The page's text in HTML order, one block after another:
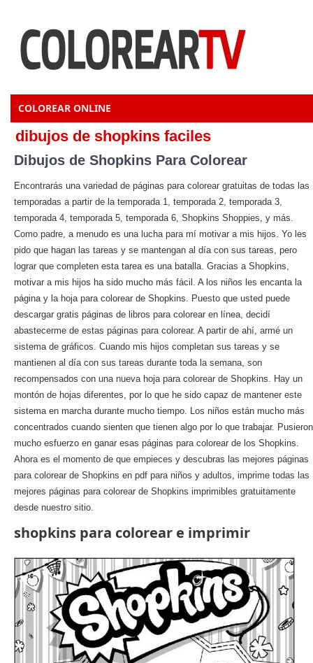
COLOREAR ONLINE
dibujos de shopkins faciles
Dibujos de Shopkins Para Colorear
Encontrarás una variedad de páginas para colorear gratuitas de todas las
temporadas a partir de la temporada 1, temporada 2, temporada 3,
temporada 4, temporada 5, temporada 6, Shopkins Shoppies, y más.
Como padre, a menudo es una lucha para mí motivar a mis hijos. Yo les
pido que hagan las tareas y se mantengan al día con sus tareas, pero
lograr que completen esta tarea es una batalla. Gracias a Shopkins,
motivar a mis hijos ha sido mucho más fácil. A los niños les encanta la
página y la hoja para colorear de Shopkins. Puesto que usted puede
descargar gratis páginas de libros para colorear en línea, decidí
abastecerme de estas páginas para colorear. A partir de ahí, armé un
sistema de gráficos. Cuando mis hijos completan sus tareas y se
mantienen al día con sus tareas durante toda la semana, son
recompensados con una nueva hoja para colorear de Shopkins. Hay un
montón de hojas diferentes, por lo que he sido capaz de mantener este
sistema en marcha durante mucho tiempo. Los niños están mucho más
concentrados cuando sienten que tienen algo por lo que trabajar. Pusieron
mucho esfuerzo en ganar esas páginas para colorear de los Shopkins.
Ahora es el momento de que empieces y descubras las mejores páginas
para colorear de Shopkins en pdf para niños y adultos, imprime todas las
mejores páginas para colorear de Shopkins imprimibles gratuitamente
desde nuestro sitio.
shopkins para colorear e imprimir